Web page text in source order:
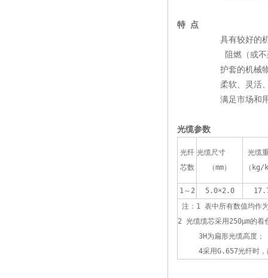
特 点
具有较好的机械
阻燃（或不延燃
护套的机械物理
柔软、灵活、接续
满足市场和用户
光缆参数
光纤
芯数
光缆尺寸
（mm）
光缆
（kg/
1～2 5.0×2.0
注：1 表中所有数值均作
2 光缆缆芯采用250μm的着
3H为扁形光缆高度；
4采用G.657光纤时，